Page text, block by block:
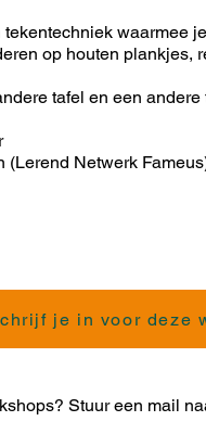
waarmee
op houten plankjes,
tafel en een andere
(Lerend Netwerk
je in voor deze
Stuur een mail